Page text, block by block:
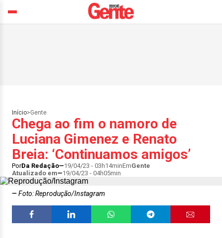
Início>Gente
Chega ao fim o namoro de
Luciana Gimenez e Renato
Breia: ‘Continuamos amigos’
PorDa Redação 19/04/23 - 03h14minEmGente
Atualizado em
19/04/23 - 04h05min
Foto: Reprodução/Instagram